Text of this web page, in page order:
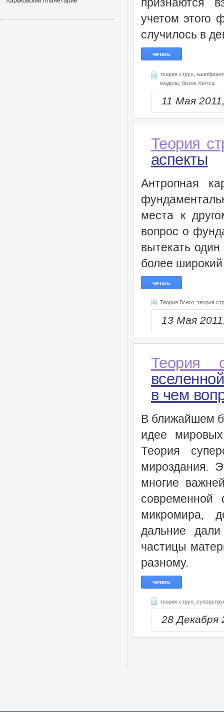
признаются
учетом этого
случилось в
читать
теория струн,
модель, бозон Хиггса
11 Мая
Теория
аспекты
Антропная
места к
вопрос о
вытекать
более
читать
Теория Всего, теория
13 Мая
Теория
в чем
В ближайшем
идее
Теория
мироздания.
многие
микромира,
дальние
частицы
разному.
читать
теория струн,
28